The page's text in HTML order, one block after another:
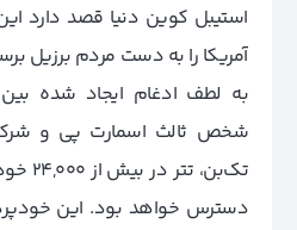
استیبل کوین دنیا قصد دارد
آمریکا را به دست مردم برزیل
به لطف ادغام ایجاد شده
شخص ثالث اسمارت پی و شرکت
دسترس خواهد بود. این